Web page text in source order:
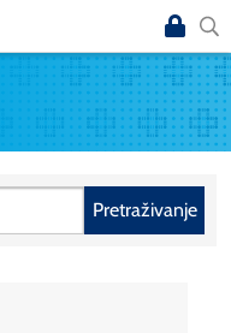
Pretraživanje